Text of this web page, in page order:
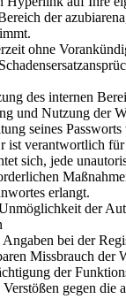
der
ohne
des internen
und Nutzung der
seines
ist verantwortlich
sich, jede
erlangt.
der
bei der
Missbrauch der
der
gegen die